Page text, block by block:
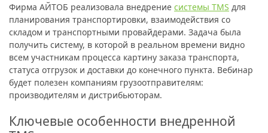
Фирма АЙТОБ реализовала внедрение системы TMS для
планирования транспортировки, взаимодействия со
складом и транспортными провайдерами. Задача была
получить систему, в которой в реальном времени видно
всем участникам процесса картину заказа транспорта,
статуса отгрузок и доставки до конечного пункта. Вебинар
будет полезен компаниям грузоотправителям:
производителям и дистрибьюторам.
Ключевые особенности внедренной